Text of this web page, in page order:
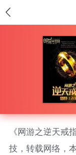
《网游之逆天戒
技，转载网络，